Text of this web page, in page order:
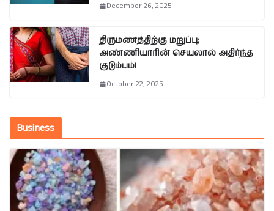
December 26, 2025
திருமணத்திற்கு மறுப்பு;
அண்ணியாரின் செயலால் அதிர்ந்த
குடும்பம்!
October 22, 2025
Business